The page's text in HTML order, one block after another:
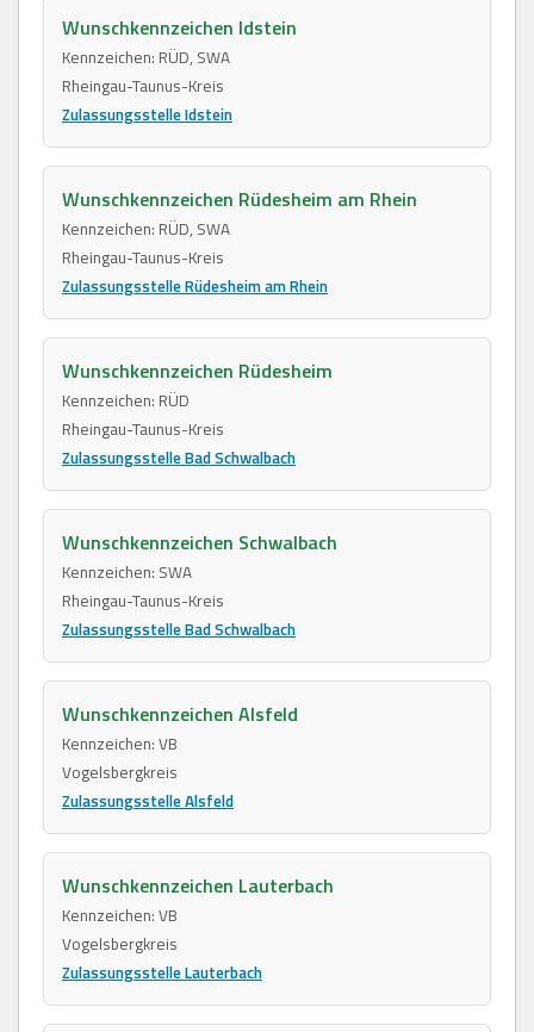
Wunschkennzeichen Idstein
Kennzeichen: RÜD, SWA
Rheingau-Taunus-Kreis
Zulassungsstelle Idstein
Wunschkennzeichen Rüdesheim am Rhein
Kennzeichen: RÜD, SWA
Rheingau-Taunus-Kreis
Zulassungsstelle Rüdesheim am Rhein
Wunschkennzeichen Rüdesheim
Kennzeichen: RÜD
Rheingau-Taunus-Kreis
Zulassungsstelle Bad Schwalbach
Wunschkennzeichen Schwalbach
Kennzeichen: SWA
Rheingau-Taunus-Kreis
Zulassungsstelle Bad Schwalbach
Wunschkennzeichen Alsfeld
Kennzeichen: VB
Vogelsbergkreis
Zulassungsstelle Alsfeld
Wunschkennzeichen Lauterbach
Kennzeichen: VB
Vogelsbergkreis
Zulassungsstelle Lauterbach